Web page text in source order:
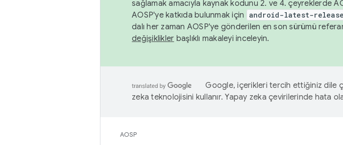
sağlamak amacıyla kaynak kodunu 2. ve 4. çeyreklerde
AOSP'ye katkıda bulunmak için
android-latest-release
dalı her zaman AOSP'ye gönderilen en son sürümü
değişiklikler başlıklı makaleyi inceleyin.
Google, içerikleri tercih ettiğiniz dile
zeka teknolojisini kullanır. Yapay zeka çevirilerinde hata
AOSP